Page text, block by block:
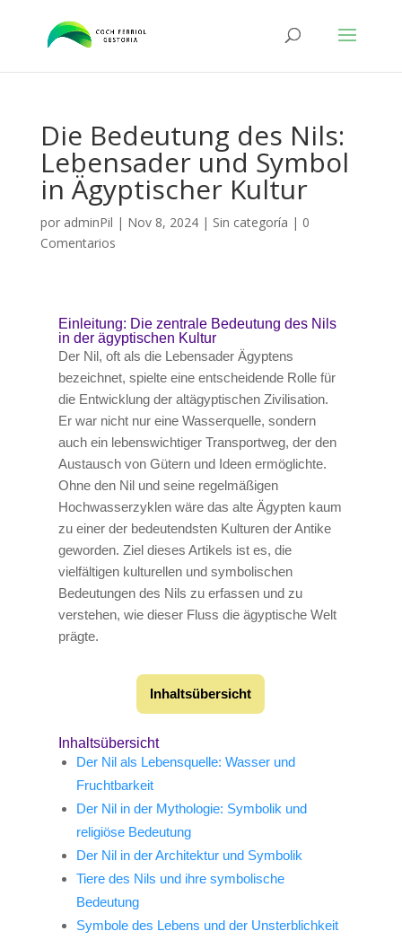
Die Bedeutung des Nils:
Lebensader und Symbol
in Ägyptischer Kultur
por adminPil | Nov 8, 2024| Sin categoría | 0
Comentarios
Einleitung: Die zentrale Bedeutung des Nils
in der ägyptischen Kultur
Der Nil, oft als die Lebensader Ägyptens
bezeichnet, spielte eine entscheidende Rolle für
die Entwicklung der altägyptischen Zivilisation.
Er war nicht nur eine Wasserquelle, sondern
auch ein lebenswichtiger Transportweg, der den
Austausch von Gütern und Ideen ermöglichte.
Ohne den Nil und seine regelmäßigen
Hochwasserzyklen wäre das alte Ägypten kaum
zu einer der bedeutendsten Kulturen der Antike
geworden. Ziel dieses Artikels ist es, die
vielfältigen kulturellen und symbolischen
Bedeutungen des Nils zu erfassen und zu
verstehen, wie dieser Fluss die ägyptische Welt
prägte.
Inhaltsübersicht
Inhaltsübersicht
Der Nil als Lebensquelle: Wasser und
Fruchtbarkeit
Der Nil in der Mythologie: Symbolik und
religiöse Bedeutung
Der Nil in der Architektur und Symbolik
Tiere des Nils und ihre symbolische
Bedeutung
Symbole des Lebens und der Unsterblichkeit